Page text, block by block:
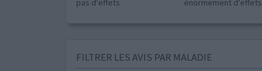
FILTRER LES AVIS PAR MALADIE